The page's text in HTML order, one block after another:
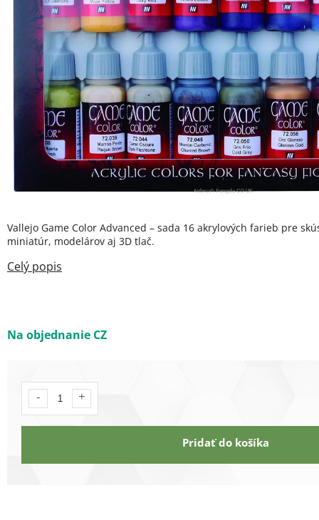
Na objednanie CZ
Pridať do košíka
Vallejo Game Color Advanced – sada 16 akrylových farieb pre
miniatúr, modelárov aj 3D tlač.